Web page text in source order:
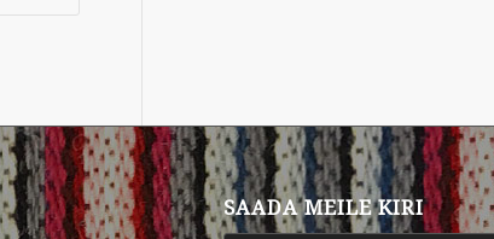
SAADA MEILE KIRI